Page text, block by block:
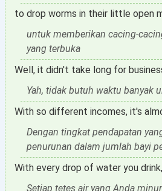
to drop worms in their little open
untuk memberikan cacing-
yang terbuka
Well, it didn't take long for
Yah, tidak butuh waktu banyak
With so different incomes, it's
Dengan tingkat pendapatan
penurunan dalam jumlah bayi
With every drop of water you drink,
Setiap tetes air yang Anda